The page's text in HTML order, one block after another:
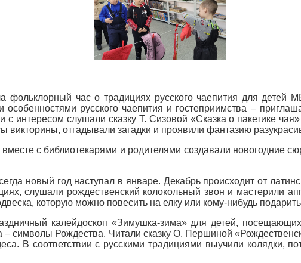
фольклорный час о традициях русского чаепития для
русского чаепития и гостеприимства –
с интересом слушали сказку Т. Сизовой «Сказка о пакетике
викторины, отгадывали загадки и проявили фантазию
вместе с библиотекарями и родителями создавали новогодние
новый год наступал в январе. Декабрь происходит от
слушали рождественский колокольный звон и мастерили
которую можно повесить на елку или кому-нибудь
калейдоскоп «Зимушка-зима» для детей,
– символы Рождества. Читали сказку О. Першиной
В соответствии с русскими традициями выучили колядки,